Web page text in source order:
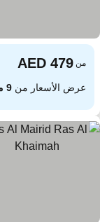
من
عرض الأسعار من9 مواقع